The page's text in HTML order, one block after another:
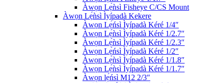
Àwọn Lẹ́ǹsì Fisheye C/CS Mount
Àwọn Lẹ́ǹsì Ìyípadà Kekere
Àwọn Lẹ́ńsì Ìyípadà Kéré 1/4″
Àwọn Lẹ́ǹsì Ìyípadà Kéré 1/2.7″
Àwọn Lẹ́ǹsì Ìyípadà Kéré 1/2.3″
Àwọn Lẹ́ńsì Ìyípadà Kéré 1/2″
Àwọn Lẹ́ǹsì Ìyípadà Kéré 1/1.8″
Àwọn Lẹ́ǹsì Ìyípadà Kéré 1/1.7″
Àwọn lẹ́ńsì M12 2/3″